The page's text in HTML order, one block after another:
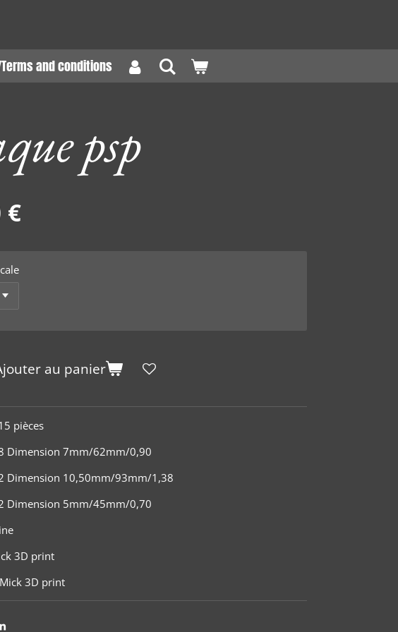
and conditions
psp
€
au panier
pièces
Dimension 7mm/62mm/0,90
Dimension 10,50mm/93mm/1,38
Dimension 5mm/45mm/0,70
3D print
3D print